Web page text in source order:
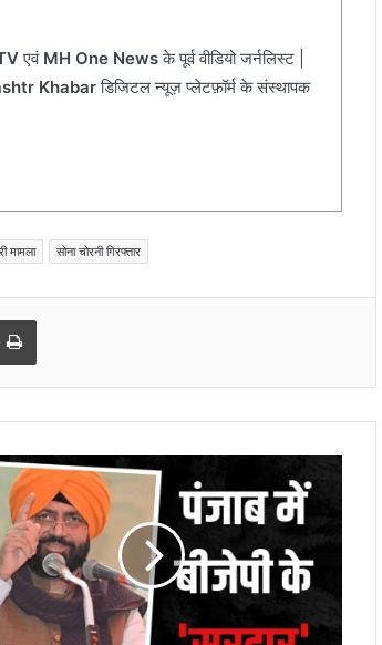
एवं MH One Newsके पूर्व वीडियो जर्नलिस्ट |
Khabarडिजिटल न्यूज़ प्लेटफ़ॉर्म के संस्थापक
मामला सोना चोरनी गिरफ्तार